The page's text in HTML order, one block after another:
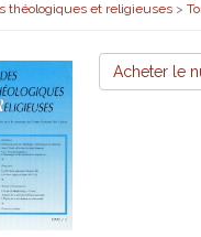
théologiques et religieuses >
Acheter le